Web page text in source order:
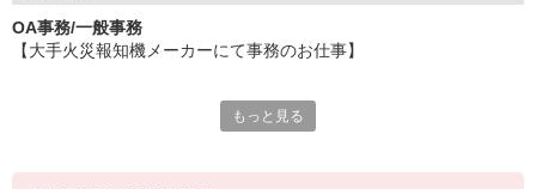
ぜひ、前向きな気持ちで飛び込んで来てください！
スマホ・タブレット・PCを使い、ご自宅など、
好きな場所での面談が可能です。
OA事務/一般事務
【大手火災報知機メーカーにて事務のお仕事】
もっと見る